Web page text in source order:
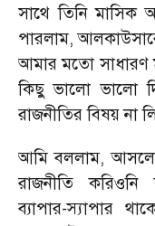
সাথে তিনি মাসিক
পারলাম,
আমার মতো সাধারণ
কিছু ভালো ভালো
রাজনীতির বিষয় না
আমি বললাম,আসলে
রাজনীতি
ব্যাপার-স্যাপার